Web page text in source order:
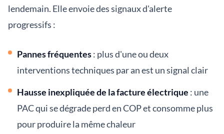
lendemain. Elle envoie des signaux d'alerte
progressifs :
Pannes fréquentes: plus d'une ou deux
interventions techniques par an est un signal clair
Hausse inexpliquée de la facture électrique : une
PAC qui se dégrade perd en COP et consomme plus
pour produire la même chaleur